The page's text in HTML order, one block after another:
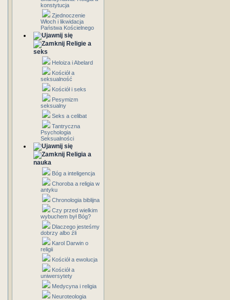
konstytucja
Zjednoczenie
Włoch i likwidacja
Państwa Kościelnego
Religie a
seks
Heloiza i Abelard
Kościół a
seksualność
Kościół i seks
Pesymizm
seksualny
Seks a celibat
Tantryczna
Psychologia
Seksualności
Religia a
nauka
Bóg a inteligencja
Choroba a religia w
antyku
Chronologia biblijna
Czy przed wielkim
wybuchem był Bóg?
Dlaczego jesteśmy
dobrzy albo źli
Karol Darwin o
religii
Kościół a ewolucja
Kościół a
uniwersytety
Medycyna i religia
Neuroteologia